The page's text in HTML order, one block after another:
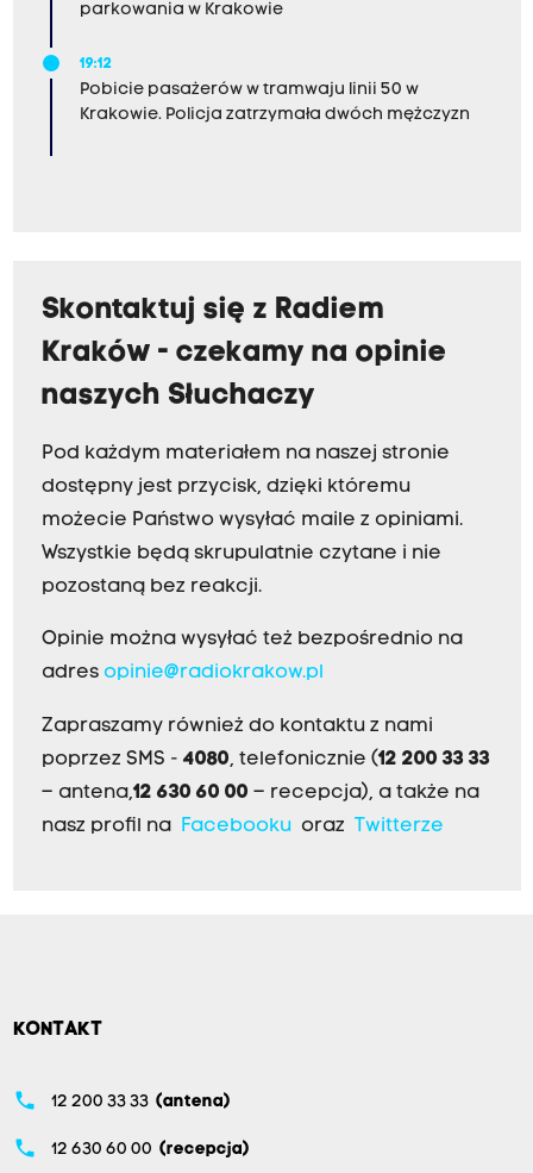
parkowania w Krakowie
19:12
Pobicie pasażerów w tramwaju linii 50 w
Krakowie. Policja zatrzymała dwóch mężczyzn
Skontaktuj się z Radiem
Kraków - czekamy na opinie
naszych Słuchaczy
Pod każdym materiałem na naszej stronie
dostępny jest przycisk, dzięki któremu
możecie Państwo wysyłać maile z opiniami.
Wszystkie będą skrupulatnie czytane i nie
pozostaną bez reakcji.
Opinie można wysyłać też bezpośrednio na
adres opinie@radiokrakow.pl
Zapraszamy również do kontaktu z nami
poprzez SMS - 4080, telefonicznie (12 200 33 33
– antena,12 630 60 00 – recepcja), a także na
nasz profil na
Facebookuoraz Twitterze
KONTAKT
phone 12 200 33 33 (antena)
phone 12 630 60 00 (recepcja)